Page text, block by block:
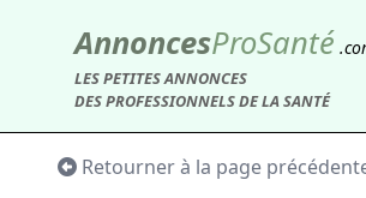
AnnoncesProSanté
LES PETITES ANNONCES
DES PROFESSIONNELS DE LA SANTÉ
Retourner à la page